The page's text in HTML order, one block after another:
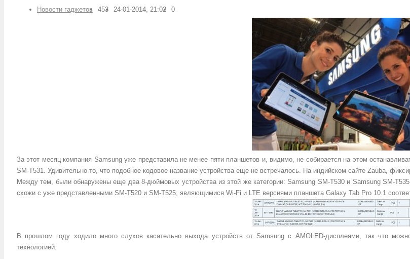
Новости гаджетов 453 24-01-2014, 21:02 0
За этот месяц компания Samsung уже представила не менее пяти планшетов и, видимо, не собирается на этом
SM-T531. Удивительно то, что подобное кодовое название устройства еще не встречалось. На индийском сайте Zauba,
Между тем, были обнаружены еще два 8-дюймовых устройства из этой же категории: Samsung SM-T530 и Samsung SM-
схожи с уже представленными SM-T520 и SM-T525, являющимися Wi-Fi и LTE версиями планшета Galaxy Tab Pro 10.1
В прошлом году ходило много слухов касательно выхода устройств от Samsung с AMOLED-дисплеями, так что
технологией.